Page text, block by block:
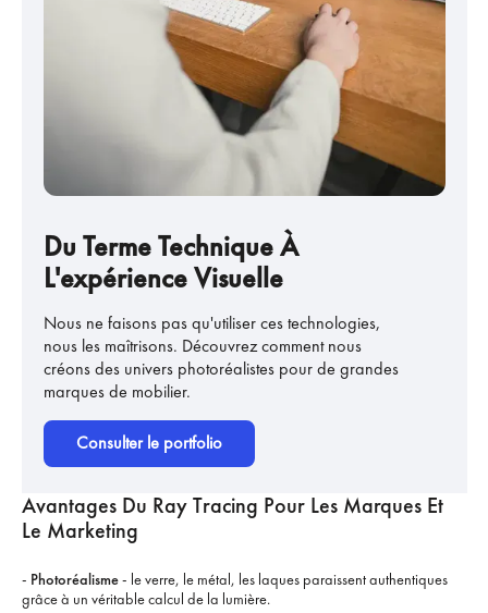
Du Terme Technique À
L'expérience Visuelle
Nous ne faisons pas qu'utiliser ces technologies,
nous les maîtrisons. Découvrez comment nous
créons des univers photoréalistes pour de grandes
marques de mobilier.
Consulter le portfolio
Avantages Du Ray Tracing Pour Les Marques Et
Le Marketing
- Photoréalisme- le verre, le métal, les laques paraissent authentiques
grâce à un véritable calcul de la lumière.